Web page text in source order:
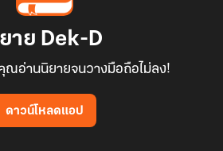
าย Dek-D
ณอ่านนิยายจนวางมือถือไม่ลง!
ดาวน์โหลดแอป